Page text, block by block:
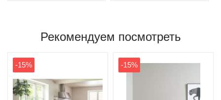
Рекомендуем посмотреть
-15% -15%